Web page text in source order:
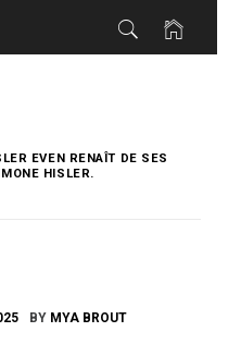
EVEN RENAÎT DE SES
HISLER.
BY MYA BROUT